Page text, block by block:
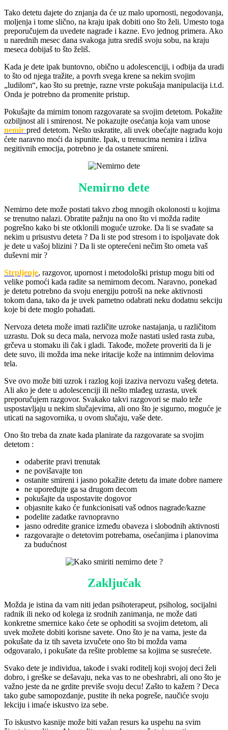
Tako detetu dajete do znjanja da će uz malo upornosti, negodovanja,
moljenja i tome slično, na kraju ipak dobiti ono što želi. Umesto toga
preporučujem da uvedete nagrade i kazne. Evo jednog primera. Ako
u narednih mesec dana svakoga jutra središ svoju sobu, na kraju
meseca dobijaš to što želiš.
Kada je dete ipak buntovno, obično u adolescenciji, i odbija da uradi
to što od njega tražite, a povrh svega krene sa nekim svojim
„ludilom“, kao što su pretnje, razne vrste pokušaja manipulacija i.t.d.
Onda je potrebno da promenite pristup.
Pokušajte da mirnim tonom razgovarate sa svojim detetom. Pokažite
ozbiljnost ali i smirenost. Ne pokazujte osećanja koja vam unose
nemir pred detetom. Nešto uskratite, ali uvek obećajte nagradu koju
ćete naravno moći da ispunite. Ipak, u trenucima nemira i izliva
negitivnih emocija, potrebno je da ostanete smireni.
Nemirno dete
Nemirno dete može postati takvo zbog mnogih okolonosti u kojima
se trenutno nalazi. Obratite pažnju na ono što vi možda radite
pogrešno kako bi ste otklonili moguće uzroke. Da li se svađate sa
nekim u prisustvu deteta ? Da li ste pod stresom i to ispoljavate dok
je dete u vašoj blizini ? Da li ste opterećeni nečim što ometa vaš
duševni mir ?
Strpljenje, razgovor, upornost i metodološki pristup mogu biti od
velike pomoći kada radite sa nemirnom decom. Naravno, ponekad
je detetu potrebno da svoju energiju potroši na neke aktivnosti
tokom dana, tako da je uvek pametno odabrati neku dodatnu sekciju
koje bi dete moglo pohađati.
Nervoza deteta može imati različite uzroke nastajanja, u različitom
uzrastu. Dok su deca mala, nervoza može nastati usled rasta zuba,
grčeva u stomaku ili čak i gladi. Takođe, možete proveriti da li je
dete suvo, ili možda ima neke iritacije kože na intimnim delovima
tela.
Sve ovo može biti uzrok i razlog koji izaziva nervozu vašeg deteta.
Ali ako je dete u adolescenciji ili nešto mlađeg uzrasta, uvek
preporučujem razgovor. Svakako takvi razgovori se malo teže
uspostavljaju u nekim slučajevima, ali ono što je sigurno, moguće je
uticati na sagovornika, u ovom slučaju, vaše dete.
Ono što treba da znate kada planirate da razgovarate sa svojim
detetom :
odaberite pravi trenutak
ne povišavajte ton
ostanite smireni i jasno pokažite detetu da imate dobre namere
ne upoređujte ga sa drugom decom
pokušajte da uspostavite dogovor
objasnite kako će funkcionisati vaš odnos nagrade/kazne
podelite zadatke ravnopravno
jasno odredite granice između obaveza i slobodnih aktivnosti
razgovarajte o detetovim potrebama, osećanjima i planovima
za budućnost
Zaključak
Možda je istina da vam niti jedan psihoterapeut, psiholog, socijalni
radnik ili neko od kolega iz srodnih zanimanja, ne može dati
konkretne smernice kako ćete se ophoditi sa svojim detetom, ali
uvek možete dobiti korisne savete. Ono što je na vama, jeste da
pokušate da iz tih saveta izvučete ono što bi možda vama
odgovaralo, i pokušate da rešite probleme sa kojima se susrećete.
Svako dete je individua, takođe i svaki roditelj koji svojoj deci želi
dobro, i greške se dešavaju, neka vas to ne obeshrabri, ali ono što je
važno jeste da ne grdite previše svoju decu! Zašto to kažem ? Deca
tako gube samopozdanje, pustite ih neka pogreše, naučiće svoju
lekciju i imaće iskustvo iza sebe.
To iskustvo kasnije može biti važan resurs ka uspehu na svim